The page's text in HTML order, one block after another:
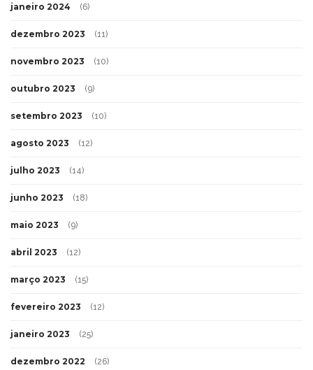
janeiro 2024 (6)
dezembro 2023 (11)
novembro 2023 (10)
outubro 2023 (9)
setembro 2023 (10)
agosto 2023 (12)
julho 2023 (14)
junho 2023 (18)
maio 2023 (9)
abril 2023 (12)
março 2023 (15)
fevereiro 2023 (12)
janeiro 2023 (25)
dezembro 2022 (26)